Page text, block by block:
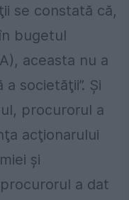
se constată că,
bugetul
aceasta nu a
societăţii”. Şi
procurorul a
acţionarului
şi
a dat